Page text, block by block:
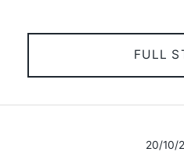
FULL
20/10/